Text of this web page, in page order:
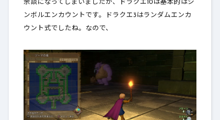
余談になってしまいましたが、ドラクエ10は基本的はシ
ンボルエンカウントです。ドラクエ3はランダムエンカ
ウント式でしたね。なので、